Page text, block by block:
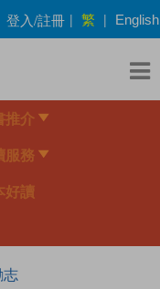
登入/註冊 | 繁 | English
推介
服務
好讀